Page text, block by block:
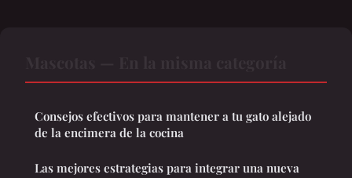
Consejos efectivos para mantener a tu gato alejado
de la encimera de la cocina
Las mejores estrategias para integrar una nueva